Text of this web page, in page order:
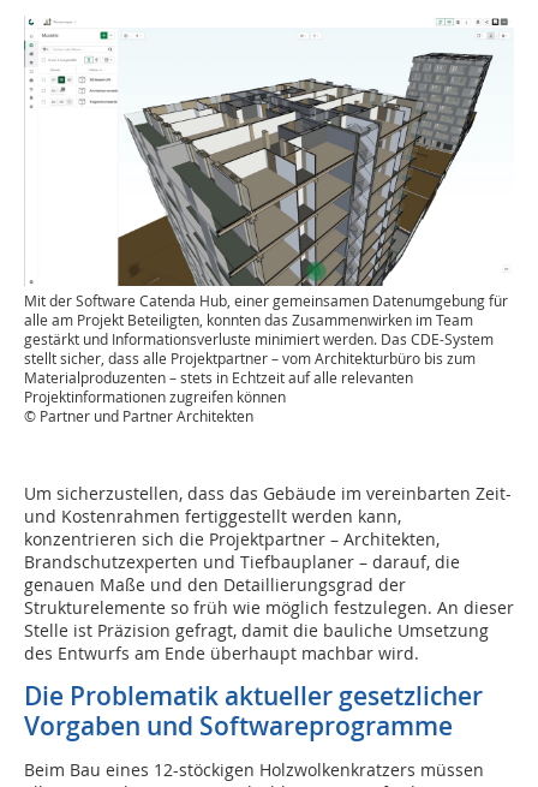
Mit der Software Catenda Hub, einer gemeinsamen Datenumgebung für
alle am Projekt Beteiligten, konnten das Zusammenwirken im Team
gestärkt und Informationsverluste minimiert werden. Das CDE-System
stellt sicher, dass alle Projektpartner – vom Architekturbüro bis zum
Materialproduzenten – stets in Echtzeit auf alle relevanten
Projektinformationen zugreifen können
© Partner und Partner Architekten
Um sicherzustellen, dass das Gebäude im vereinbarten Zeit-
und Kostenrahmen fertiggestellt werden kann,
konzentrieren sich die Projektpartner – Architekten,
Brandschutzexperten und Tiefbauplaner – darauf, die
genauen Maße und den Detaillierungsgrad der
Strukturelemente so früh wie möglich festzulegen. An dieser
Stelle ist Präzision gefragt, damit die bauliche Umsetzung
des Entwurfs am Ende überhaupt machbar wird.
Die Problematik aktueller gesetzlicher
Vorgaben und Softwareprogramme
Beim Bau eines 12-stöckigen Holzwolkenkratzers müssen